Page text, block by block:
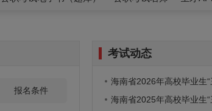
报名条件
考试动态
海南省2026年高校毕业生
海南省2025年高校毕业生